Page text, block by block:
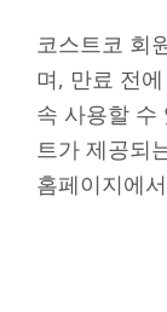
코스트코 회
며, 만료 전
속 사용할 수
트가 제공되
홈페이지에